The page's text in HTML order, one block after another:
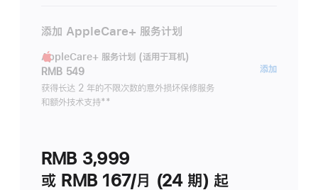
添加 AppleCare+ 服务计划
AppleCare+ 服务计划 (适用于耳机)
RMB 549
获得长达 2 年的不限次数的意外损坏保修服务
和额外技术支持脚
**
添加
RMB 3,999
或 RMB 167/月 (24 期) 起